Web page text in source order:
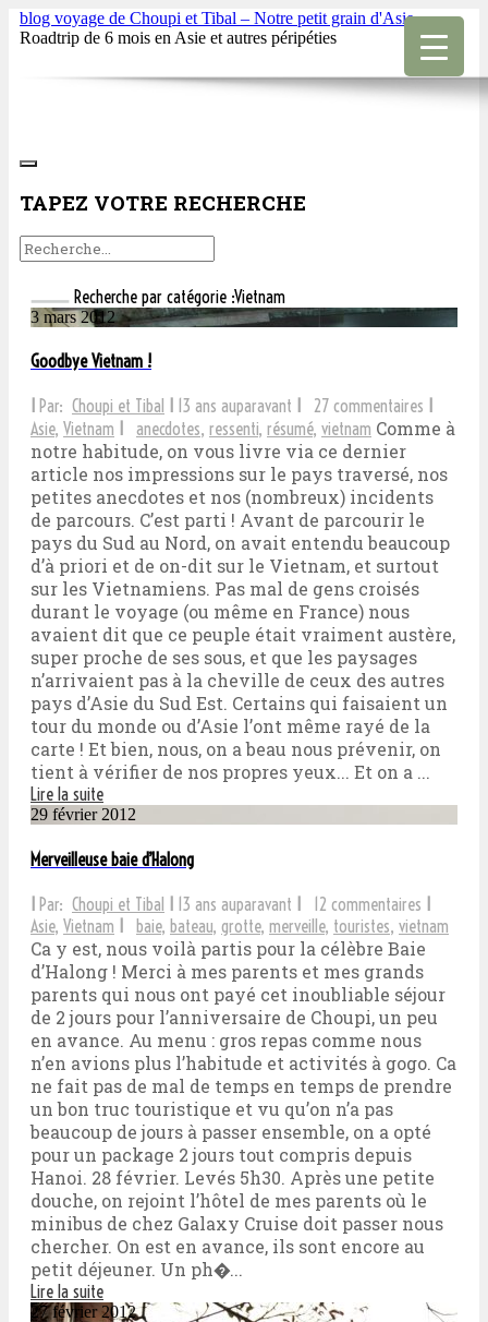
blog voyage de Choupi et Tibal – Notre petit grain d'Asie
Roadtrip de 6 mois en Asie et autres péripéties
TAPEZ VOTRE RECHERCHE
Recherche par catégorie :Vietnam
3 mars 2012
Goodbye Vietnam !
Par: Choupi et Tibal 13 ans auparavant 27 commentaires
Asie, Vietnam anecdotes, ressenti, résumé, vietnam Comme à
notre habitude, on vous livre via ce dernier
article nos impressions sur le pays traversé, nos
petites anecdotes et nos (nombreux) incidents
de parcours. C’est parti ! Avant de parcourir le
pays du Sud au Nord, on avait entendu beaucoup
d’à priori et de on-dit sur le Vietnam, et surtout
sur les Vietnamiens. Pas mal de gens croisés
durant le voyage (ou même en France) nous
avaient dit que ce peuple était vraiment austère,
super proche de ses sous, et que les paysages
n’arrivaient pas à la cheville de ceux des autres
pays d’Asie du Sud Est. Certains qui faisaient un
tour du monde ou d’Asie l’ont même rayé de la
carte ! Et bien, nous, on a beau nous prévenir, on
tient à vérifier de nos propres yeux... Et on a ...
Lire la suite
29 février 2012
Merveilleuse baie d’Halong
I Par: Choupi et Tibal I 13 ans auparavant I 12 commentaires I
Asie, Vietnam I baie, bateau, grotte, merveille, touristes, vietnam
Ca y est, nous voilà partis pour la célèbre Baie
d’Halong ! Merci à mes parents et mes grands
parents qui nous ont payé cet inoubliable séjour
de 2 jours pour l’anniversaire de Choupi, un peu
en avance. Au menu : gros repas comme nous
n’en avions plus l’habitude et activités à gogo. Ca
ne fait pas de mal de temps en temps de prendre
un bon truc touristique et vu qu’on n’a pas
beaucoup de jours à passer ensemble, on a opté
pour un package 2 jours tout compris depuis
Hanoi. 28 février. Levés 5h30. Après une petite
douche, on rejoint l’hôtel de mes parents où le
minibus de chez Galaxy Cruise doit passer nous
chercher. On est en avance, ils sont encore au
petit déjeuner. Un ph�...
Lire la suite
27 février 2012